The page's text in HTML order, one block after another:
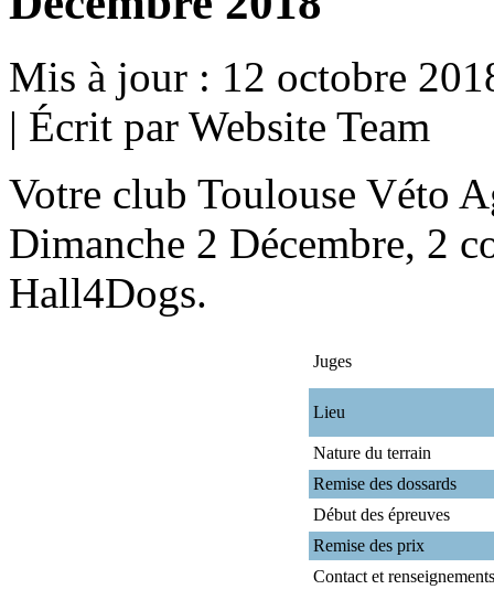
Mis à jour : 12 octobre
| Écrit par Website Team
Votre club Toulouse Véto
Dimanche 2 Décembre, 2
Hall4Dogs.
Juges
Lieu
Nature du terrain
Remise des dossards
Début des épreuves
Remise des prix
Contact et renseignements